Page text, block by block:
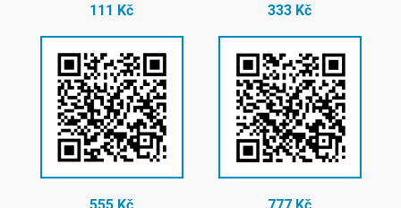
111 Kč 333 Kč
555 Kč 777 Kč